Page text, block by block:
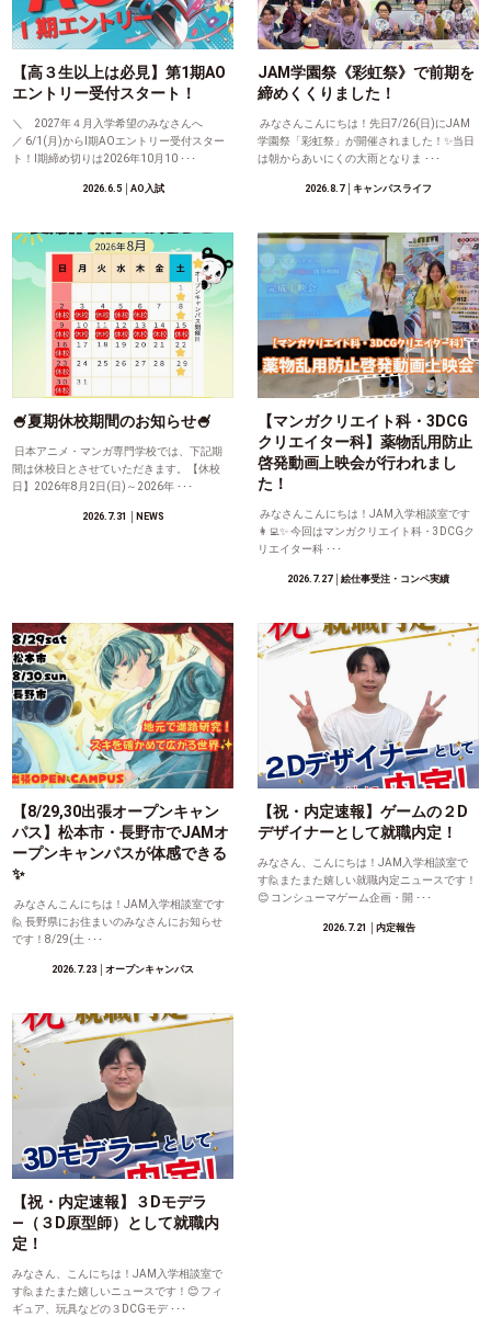
【高３生以上は必見】第1期AO
エントリー受付スタート！
＼ 2027年４月入学希望のみなさんへ
／ 6/1(月)からⅠ期AOエントリー受付スター
ト！Ⅰ期締め切りは2026年10月10 ･･･
2026.6.5│AO入試
JAM学園祭《彩虹祭》で前期を
締めくくりました！
みなさんこんにちは！先日7/26(日)にJAM
学園祭「彩虹祭」が開催されました！✨当日
は朝からあいにくの大雨となりま ･･･
2026.8.7│キャンパスライフ
🍧夏期休校期間のお知らせ🍧
日本アニメ・マンガ専門学校では、下記期
間は休校日とさせていただきます。【休校
日】2026年8月2日(日)～2026年 ･･･
2026.7.31 │NEWS
【マンガクリエイト科・3DCG
クリエイター科】薬物乱用防止
啓発動画上映会が行われまし
た！
みなさんこんにちは！JAM入学相談室です
👩‍💻✨ 今回はマンガクリエイト科・3DCGク
リエイター科 ･･･
2026.7.27│絵仕事受注・コンペ実績
【8/29,30出張オープンキャン
パス】松本市・長野市でJAMオ
ープンキャンパスが体感できる
✨
みなさんこんにちは！JAM入学相談室です
🙋 長野県にお住まいのみなさんにお知らせ
です！8/29(土 ･･･
2026.7.23 │オープンキャンパス
【祝・内定速報】ゲームの２D
デザイナーとして就職内定！
みなさん、こんにちは！JAM入学相談室で
す🙋またまた嬉しい就職内定ニュースです！
😊 コンシューマゲーム企画・開 ･･･
2026.7.21 │内定報告
【祝・内定速報】３Dモデラ
―（３D原型師）として就職内
定！
みなさん、こんにちは！JAM入学相談室で
す🙋またまた嬉しいニュースです！😊 フィ
ギュア、玩具などの３DCGモデ ･･･